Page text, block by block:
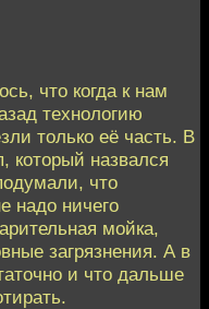
что когда к нам
технологию
только её часть. В
который назвался
что
надо ничего
мойка,
загрязнения. А в
и что дальше